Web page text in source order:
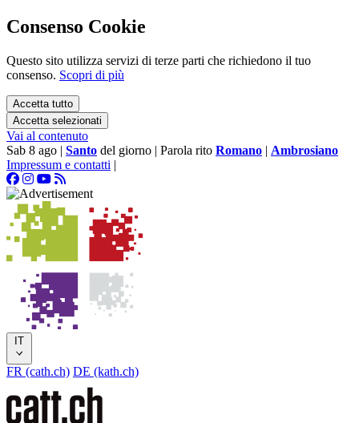
Consenso Cookie
Questo sito utilizza servizi di terze parti che richiedono il tuo
consenso. Scopri di più
Accetta tutto
Accetta selezionati
Vai al contenuto
Sab 8 ago | Santo del giorno | Parola rito Romano | Ambrosiano
Impressum e contatti |
IT
FR (cath.ch) DE (kath.ch)